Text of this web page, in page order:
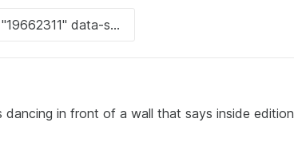
dancing in front of a wall that says inside edition